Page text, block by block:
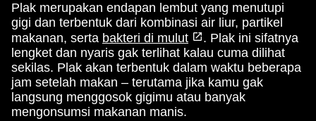
Plak merupakan endapan lembut yang menutupi
gigi dan terbentuk dari kombinasi air liur, partikel
makanan, serta bakteri di mulut
. Plak ini sifatnya
lengket dan nyaris gak terlihat kalau cuma dilihat
sekilas. Plak akan terbentuk dalam waktu beberapa
jam setelah makan – terutama jika kamu gak
langsung menggosok gigimu atau banyak
mengonsumsi makanan manis.